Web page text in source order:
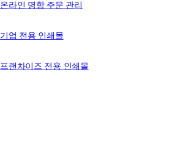
온라인 명함 주문 관리
기업 전용 인쇄몰
프랜차이즈 전용 인쇄몰